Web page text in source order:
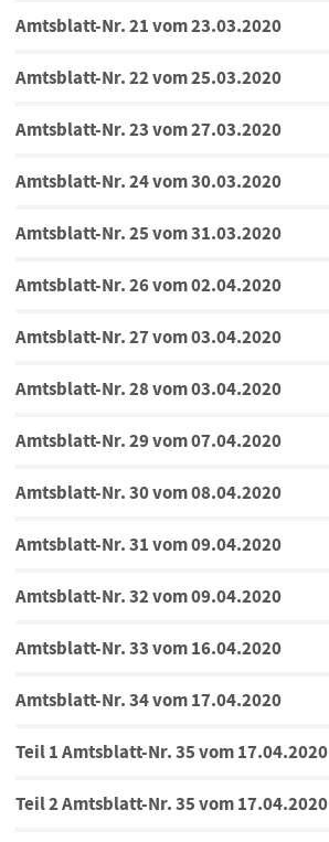
Amtsblatt-Nr. 21 vom 23.03.2020
Amtsblatt-Nr. 22 vom 25.03.2020
Amtsblatt-Nr. 23 vom 27.03.2020
Amtsblatt-Nr. 24 vom 30.03.2020
Amtsblatt-Nr. 25 vom 31.03.2020
Amtsblatt-Nr. 26 vom 02.04.2020
Amtsblatt-Nr. 27 vom 03.04.2020
Amtsblatt-Nr. 28 vom 03.04.2020
Amtsblatt-Nr. 29 vom 07.04.2020
Amtsblatt-Nr. 30 vom 08.04.2020
Amtsblatt-Nr. 31 vom 09.04.2020
Amtsblatt-Nr. 32 vom 09.04.2020
Amtsblatt-Nr. 33 vom 16.04.2020
Amtsblatt-Nr. 34 vom 17.04.2020
Teil 1 Amtsblatt-Nr. 35 vom 17.04.2020
Teil 2 Amtsblatt-Nr. 35 vom 17.04.2020